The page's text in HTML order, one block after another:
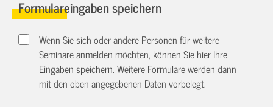
Formulareingaben speichern
Wenn Sie sich oder andere Personen für weitere
Seminare anmelden möchten, können Sie hier Ihre
Eingaben speichern. Weitere Formulare werden dann
mit den oben angegebenen Daten vorbelegt.